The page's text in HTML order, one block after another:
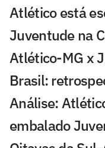
Atlético está
Juventude na
Atlético-MG x
Brasil:
Análise:
embalado